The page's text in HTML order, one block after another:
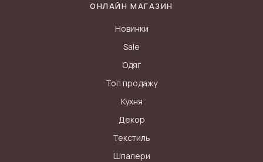
ОНЛАЙН МАГАЗИН
Новинки
Sale
Одяг
Топ продажу
Кухня
Декор
Текстиль
Шпалери